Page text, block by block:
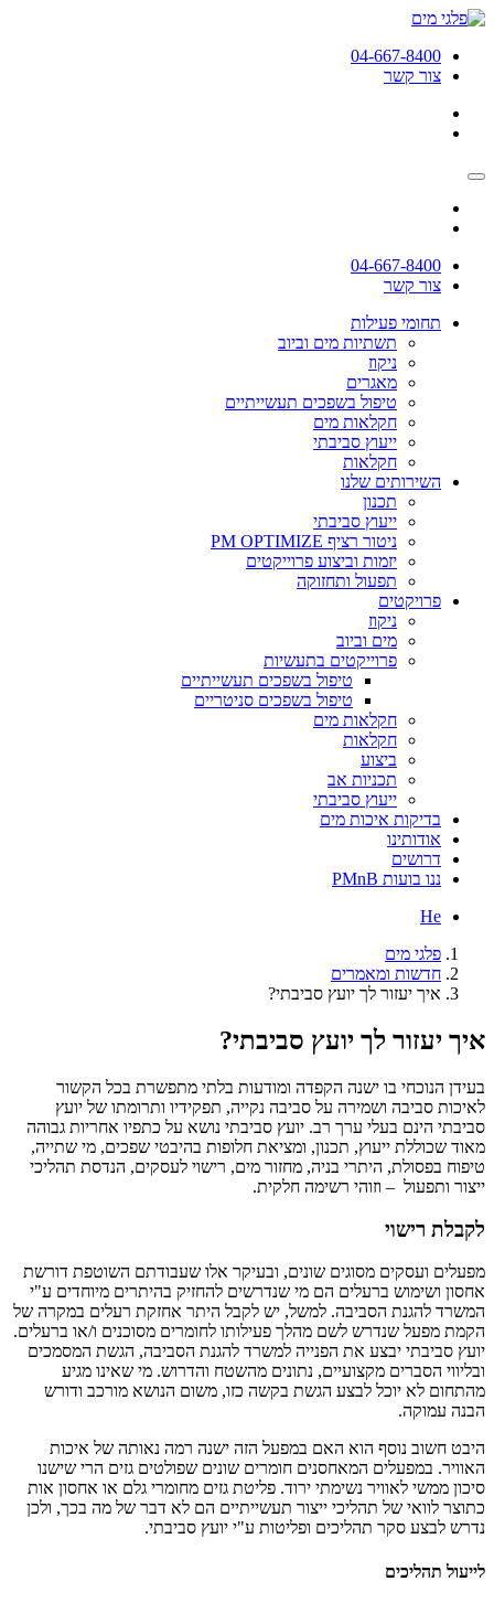
04-667-8400
צור קשר
04-667-8400
צור קשר
תחומי פעילות
תשתיות מים וביוב
ניקוז
מאגרים
טיפול בשפכים תעשייתיים
חקלאות מים
ייעוץ סביבתי
חקלאות
השירותים שלנו
תכנון
ייעוץ סביבתי
ניטור רציף PM OPTIMIZE
יזמות וביצוע פרוייקטים
תפעול ותחזוקה
פרויקטים
ניקוז
מים וביוב
פרוייקטים בתעשיות
טיפול בשפכים תעשייתיים
טיפול בשפכים סניטריים
חקלאות מים
חקלאות
ביצוע
תכניות אב
ייעוץ סביבתי
בדיקות איכות מים
אודותינו
דרושים
ננו בועות PMnB
He
פלגי מים
חדשות ומאמרים
איך יעזור לך יועץ סביבתי?
איך יעזור לך יועץ סביבתי?
בעידן הנוכחי בו ישנה הקפדה ומודעות בלתי מתפשרת בכל הקשור
לאיכות סביבה ושמירה על סביבה נקייה, תפקידיו ותרומתו של יועץ
סביבתי הינם בעלי ערך רב. יועץ סביבתי נושא על כתפיו אחריות גבוהה
מאוד שכוללת ייעוץ, תכנון, ומציאת חלופות בהיבטי שפכים, מי שתייה,
טיפוח בפסולת, היתרי בניה, מחזור מים, רישוי לעסקים, הנדסת תהליכי
ייצור ותפעול – וזוהי רשימה חלקית.
לקבלת רישוי
מפעלים ועסקים מסוגים שונים, ובעיקר אלו שעבודתם השוטפת דורשת
אחסון ושימוש ברעלים הם מי שנדרשים להחזיק בהיתרים מיוחדים ע"י
המשרד להגנת הסביבה. למשל, יש לקבל היתר אחזקת רעלים במקרה של
הקמת מפעל שנדרש לשם מהלך פעילותו לחומרים מסוכנים ו/או ברעלים.
יועץ סביבתי יבצע את הפנייה למשרד להגנת הסביבה, הגשת המסמכים
ובליווי הסברים מקצועיים, נתונים מהשטח והדרוש. מי שאינו מגיע
מהתחום לא יוכל לבצע הגשת בקשה כזו, משום הנושא מורכב ודורש
הבנה עמוקה.
היבט חשוב נוסף הוא האם במפעל הזה ישנה רמה נאותה של איכות
האוויר. במפעלים המאחסנים חומרים שונים שפולטים גזים הרי שישנו
סיכון ממשי לאוויר נשימתי ירוד. פליטת גזים מחומרי גלם או אחסון אות
כתוצר לוואי של תהליכי ייצור תעשייתיים הם לא דבר של מה בכך, ולכן
נדרש לבצע סקר תהליכים ופליטות ע"י יועץ סביבתי.
לייעול תהליכים